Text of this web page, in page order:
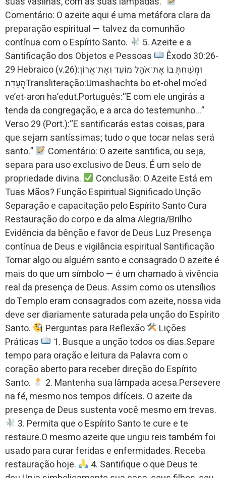
Comentário: O azeite aqui é uma metáfora clara da
preparação espiritual — talvez da comunhão
contínua com o Espírito Santo.
5. Azeite e a
Santificação dos Objetos e Pessoas
Êxodo 30:26-
29 Hebraico (v.26):וּמָשַׁחְתָּ בּוֹ אֶת־אֹהֶל מוֹעֵד וְאֶת־אֲרוֹן
הָעֵדֻת׃Transliteração:Umashachta bo et-ohel mo’ed
ve’et-aron ha’edut.Português:“E com ele ungirás a
tenda da congregação, e a arca do testemunho…”
Verso 29 (Port.):“E santificarás estas coisas, para
que sejam santíssimas; tudo o que tocar nelas será
santo.”
Comentário: O azeite santifica, ou seja,
separa para uso exclusivo de Deus. É um selo de
propriedade divina.
Conclusão: O Azeite Está em
Tuas Mãos? Função Espiritual Significado Unção
Separação e capacitação pelo Espírito Santo Cura
Restauração do corpo e da alma Alegria/Brilho
Evidência da bênção e favor de Deus Luz Presença
contínua de Deus e vigilância espiritual Santificação
Tornar algo ou alguém santo e consagrado O azeite é
mais do que um símbolo — é um chamado à vivência
real da presença de Deus. Assim como os utensílios
do Templo eram consagrados com azeite, nossa vida
deve ser diariamente saturada pela unção do Espírito
Santo.
Perguntas para Reflexão
Lições
Práticas
1. Busque a unção todos os dias.Separe
tempo para oração e leitura da Palavra com o
coração aberto para receber direção do Espírito
Santo.
2. Mantenha sua lâmpada acesa.Persevere
na fé, mesmo nos tempos difíceis. O azeite da
presença de Deus sustenta você mesmo em trevas.
3. Permita que o Espírito Santo te cure e te
restaure.O mesmo azeite que ungiu reis também foi
usado para curar feridas e enfermidades. Receba
restauração hoje.
4. Santifique o que Deus te